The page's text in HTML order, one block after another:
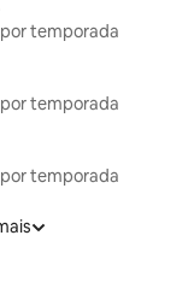
temporada
temporada
temporada